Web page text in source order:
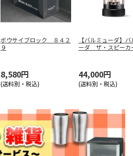
ボウサイブロック ８４２
９
8,580円
(送料別・税込)
【バルミューダ】
ーダ ザ・スピーカ
44,000円
(送料別・税込)